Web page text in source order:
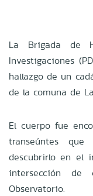
La Brigada de
Investigaciones
hallazgo de un
de la comuna de
El cuerpo fue
transeúntes
descubrirlo en el
intersección de
Observatorio.